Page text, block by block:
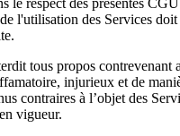
le respect des présentes
l'utilisation des Services doit
tous propos contrevenant
injurieux et de
contraires à l’objet des
vigueur.